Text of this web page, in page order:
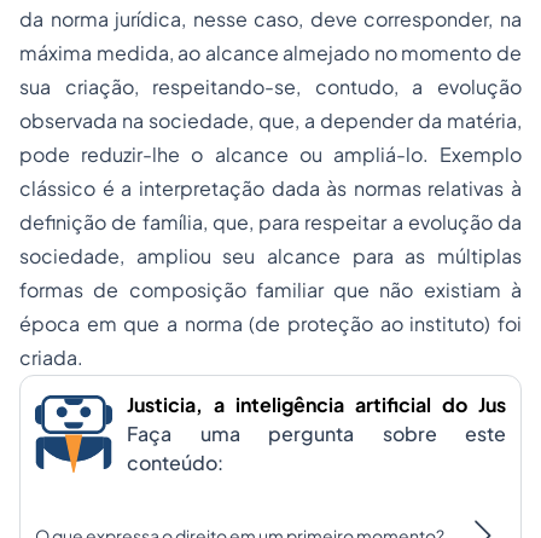
da norma jurídica, nesse caso, deve corresponder, na
máxima medida, ao alcance almejado no momento de
sua criação, respeitando-se, contudo, a evolução
observada na sociedade, que, a depender da matéria,
pode reduzir-lhe o alcance ou ampliá-lo. Exemplo
clássico é a interpretação dada às normas relativas à
definição de família, que, para respeitar a evolução da
sociedade, ampliou seu alcance para as múltiplas
formas de composição familiar que não existiam à
época em que a norma (de proteção ao instituto) foi
criada.
Justicia, a inteligência artificial do Jus
Faça uma pergunta sobre este
conteúdo: